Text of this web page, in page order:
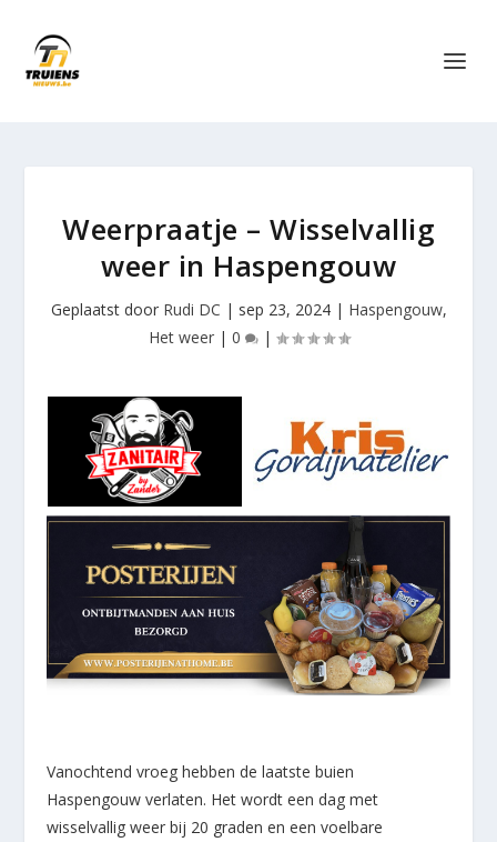
Weerpraatje – Wisselvallig
weer in Haspengouw
Geplaatst door Rudi DC | sep 23, 2024| Haspengouw,
Het weer| 0 |
Vanochtend vroeg hebben de laatste buien
Haspengouw verlaten. Het wordt een dag met
wisselvallig weer bij 20 graden en een voelbare